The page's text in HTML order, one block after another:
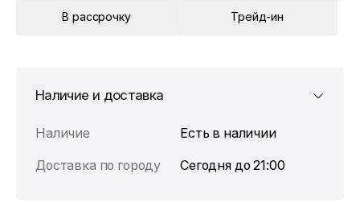
В рассрочку Трейд-ин
Наличие и доставка
Наличие
Есть в наличии
Доставка по городу
Сегодня до 21:00